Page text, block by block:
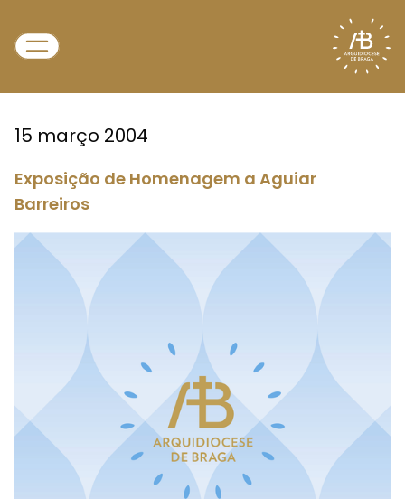
15 março 2004
Exposição de Homenagem a Aguiar
Barreiros